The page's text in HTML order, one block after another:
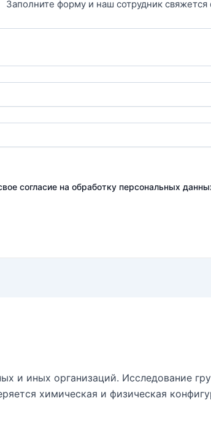
Заполните форму и наш сотрудник свяжется
согласие на обработку персональных
и иных организаций. Исследование
химическая и физическая